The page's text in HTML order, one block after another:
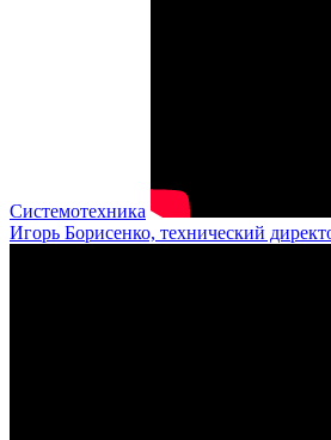
Системотехника
Игорь Борисенко, технический